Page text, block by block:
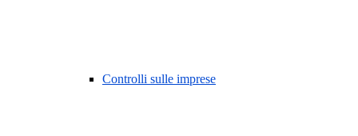
Controlli sulle imprese